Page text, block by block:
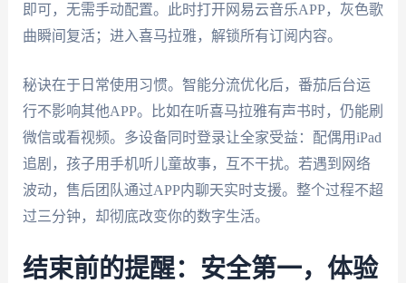
即可，无需手动配置。此时打开网易云音乐APP，灰色歌
曲瞬间复活；进入喜马拉雅，解锁所有订阅内容。
秘诀在于日常使用习惯。智能分流优化后，番茄后台运
行不影响其他APP。比如在听喜马拉雅有声书时，仍能刷
微信或看视频。多设备同时登录让全家受益：配偶用iPad
追剧，孩子用手机听儿童故事，互不干扰。若遇到网络
波动，售后团队通过APP内聊天实时支援。整个过程不超
过三分钟，却彻底改变你的数字生活。
结束前的提醒：安全第一，体验